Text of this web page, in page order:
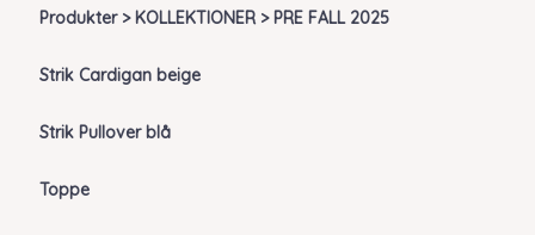
Produkter > KOLLEKTIONER > PRE FALL 2025
Strik Cardigan beige
Strik Pullover blå
Toppe